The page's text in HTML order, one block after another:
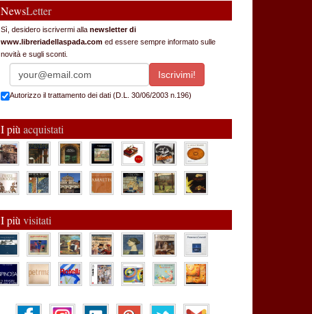
NewsLetter
Sì, desidero iscrivermi alla newsletter di
www.libreriadellaspada.com ed essere sempre informato sulle
novità e sugli sconti.
Autorizzo il trattamento dei dati (D.L. 30/06/2003 n.196)
I più acquistati
I più visitati